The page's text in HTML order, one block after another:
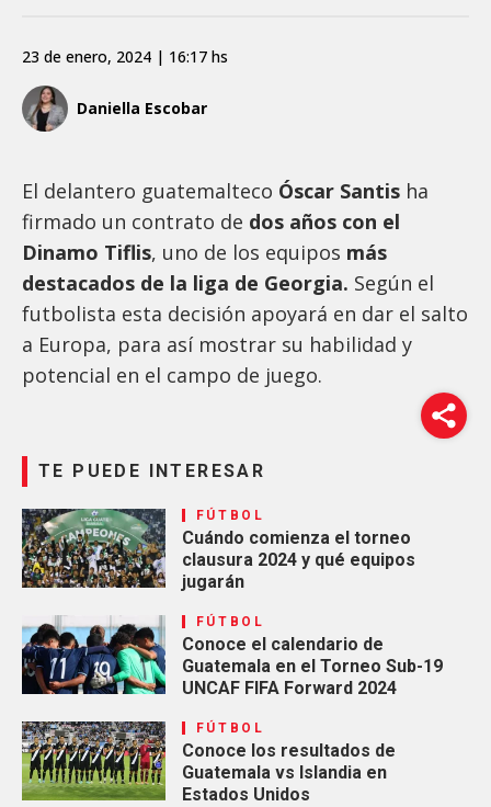
Daniella Escobar
23 de enero, 2024 | 16:17 hs
El delantero guatemalteco Óscar Santis ha
firmado un contrato de dos años con el
Dinamo Tiflis, uno de los equipos más
destacados de la liga de Georgia. Según el
futbolista esta decisión apoyará en dar el salto
a Europa, para así mostrar su habilidad y
potencial en el campo de juego.
TE PUEDE INTERESAR
FÚTBOL
Cuándo comienza el torneo
clausura 2024 y qué equipos
jugarán
FÚTBOL
Conoce el calendario de
Guatemala en el Torneo Sub-19
UNCAF FIFA Forward 2024
FÚTBOL
Conoce los resultados de
Guatemala vs Islandia en
Estados Unidos